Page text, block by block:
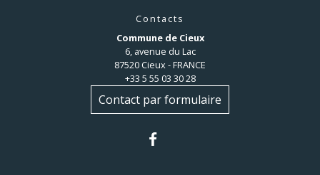
Contacts
Commune de Cieux
6, avenue du Lac
87520 Cieux - FRANCE
+33 5 55 03 30 28
Contact par formulaire